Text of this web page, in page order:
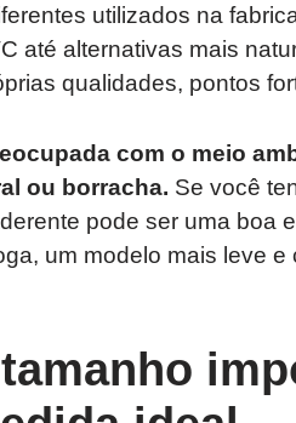
utilizados na
até alternativas mais
qualidades, pontos
com o meio
ou borracha. Se você
pode ser uma boa
um modelo mais leve